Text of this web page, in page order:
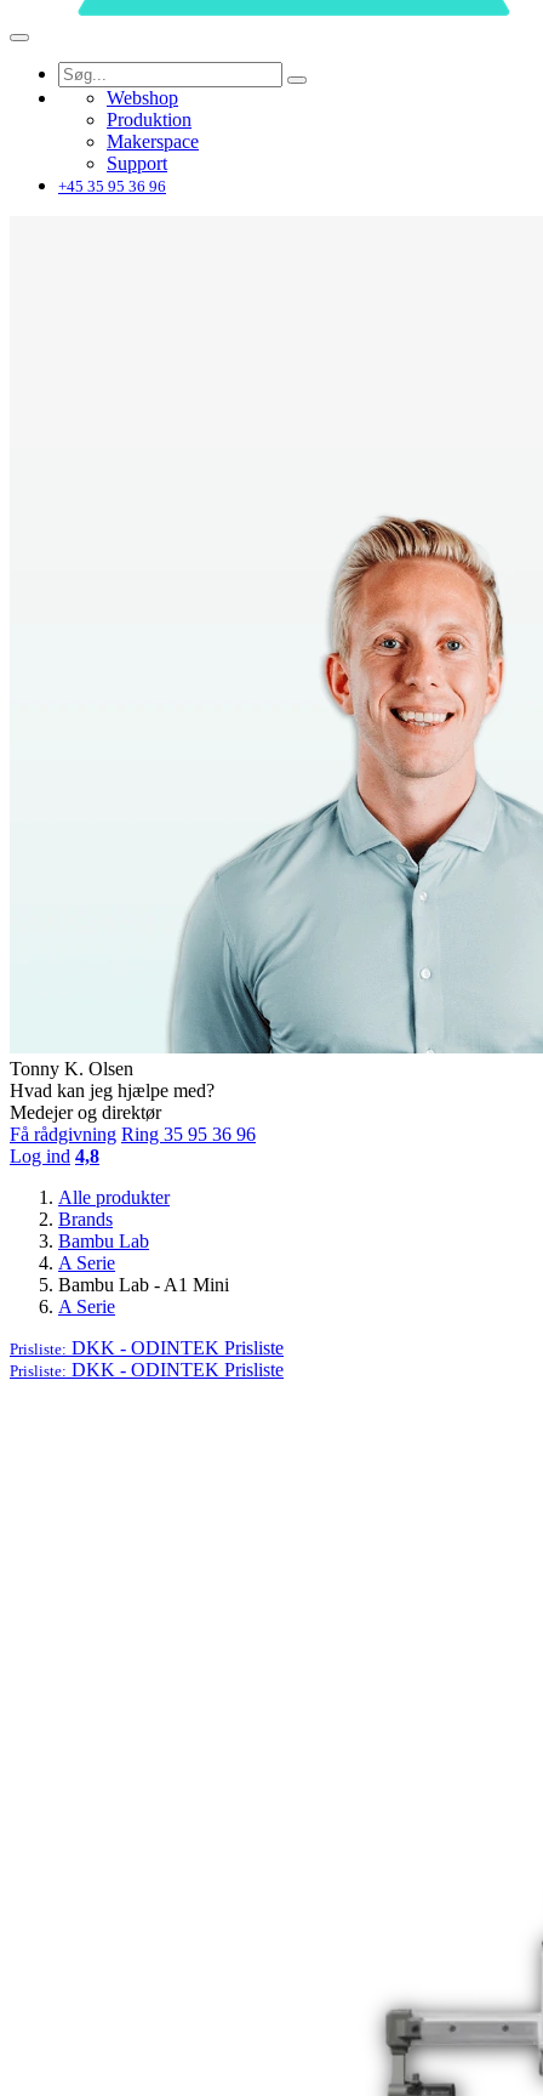
Webshop
Produktion
Makerspace
Support
+45 35 95 36 96
Tonny K. Olsen
Hvad kan jeg hjælpe med?
Medejer og direktør
Få rådgivning Ring 35 95 36 96
Log ind 4,8
Alle produkter
Brands
Bambu Lab
A Serie
Bambu Lab - A1 Mini
A Serie
Prisliste: DKK - ODINTEK Prisliste
Prisliste: DKK - ODINTEK Prisliste